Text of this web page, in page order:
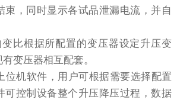
束，同时显示各试品泄漏电流，并自
比根据所配置的变压器设定升压变
变压器相互配套。
位机软件，用户可根据需要选择配置
可控制设备整个升压降压过程，数据